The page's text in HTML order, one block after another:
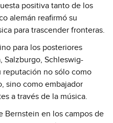
positiva tanto de los
alemán reafirmó su
para trascender fronteras.
para los posteriores
Salzburgo, Schleswig-
no sólo como
sino como embajador
a través de la música.
Bernstein en los campos de